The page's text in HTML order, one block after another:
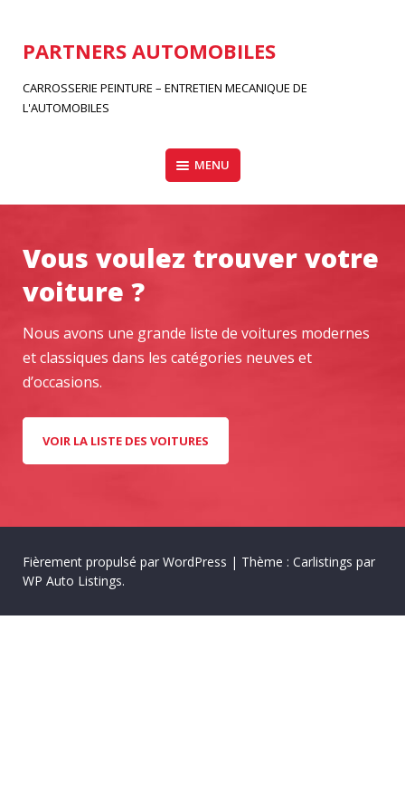
contenuPARTNERS AUTOMOBILES
CARROSSERIE PEINTURE – ENTRETIEN MECANIQUE DE
L'AUTOMOBILES
MENU
Vous voulez trouver votre
voiture ?
Nous avons une grande liste de voitures modernes
et classiques dans les catégories neuves et
d’occasions.
VOIR LA LISTE DES VOITURES
Fièrement propulsé par WordPress | Thème : Carlistings par
WP Auto Listings.